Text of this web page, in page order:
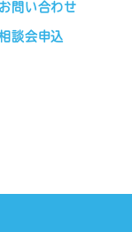
お問い合わせ
談会申込